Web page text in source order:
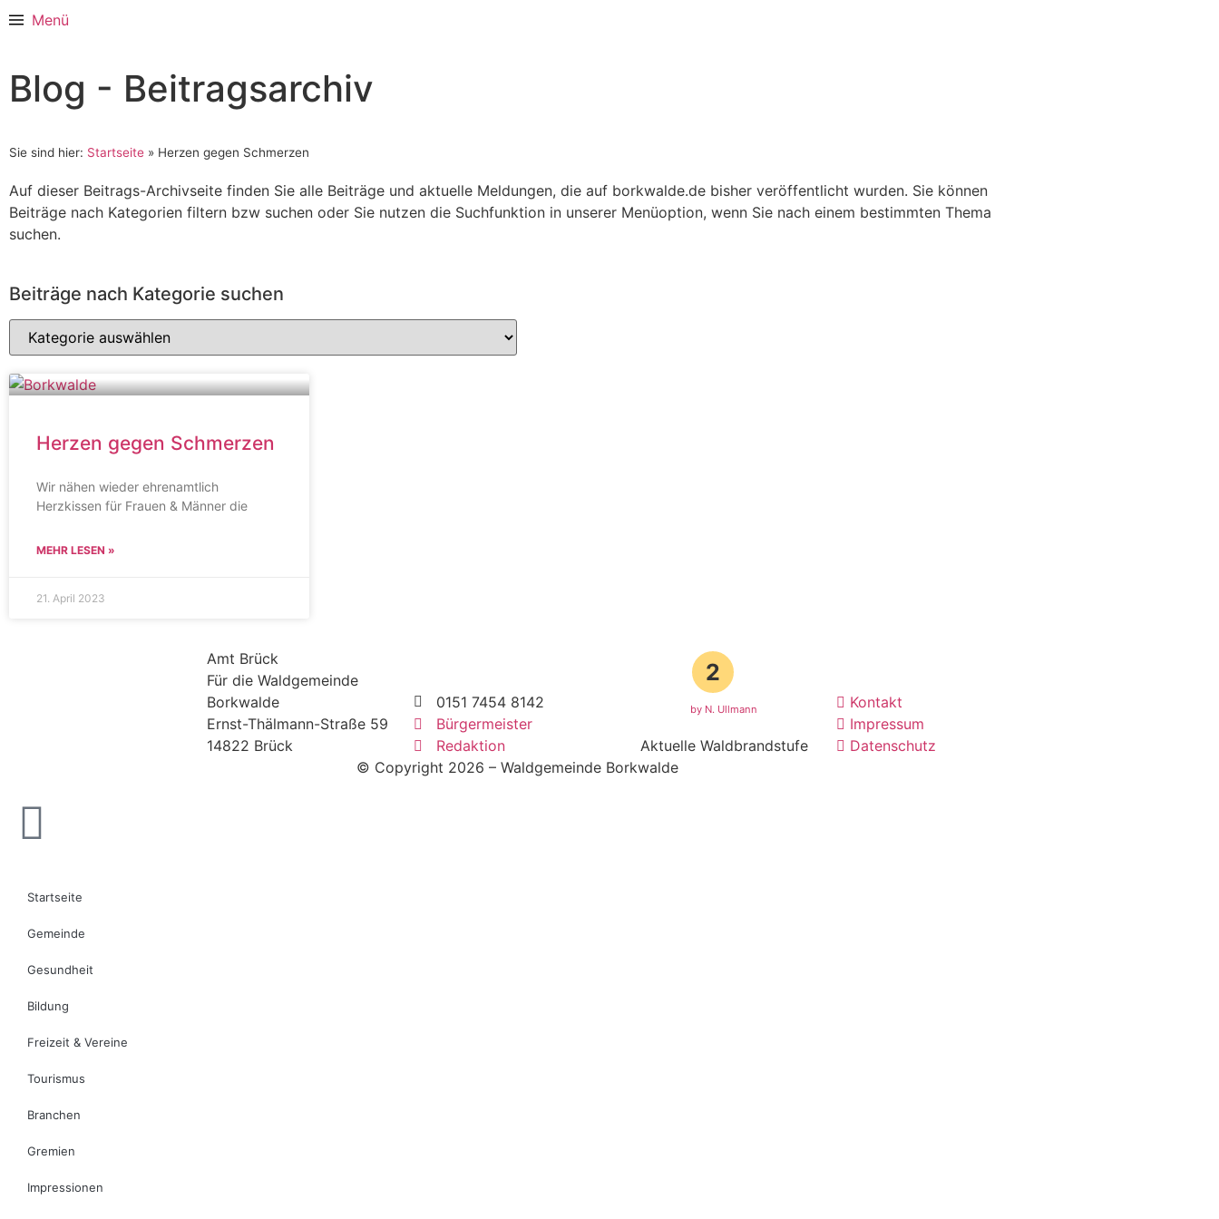
Menü
Blog - Beitragsarchiv
Sie sind hier: Startseite » Herzen gegen Schmerzen
Auf dieser Beitrags-Archivseite finden Sie alle Beiträge und aktuelle Meldungen, die auf borkwalde.de bisher veröffentlicht wurden. Sie können
Beiträge nach Kategorien filtern bzw suchen oder Sie nutzen die Suchfunktion in unserer Menüoption, wenn Sie nach einem bestimmten Thema
suchen.
Beiträge nach Kategorie suchen
Herzen gegen Schmerzen
Wir nähen wieder ehrenamtlich
Herzkissen für Frauen & Männer die
MEHR LESEN »
21. April 2023
Amt Brück
Für die Waldgemeinde
Borkwalde
Ernst-Thälmann-Straße 59
14822 Brück
0151 7454 8142
Bürgermeister
Redaktion
2
by N. Ullmann
Aktuelle Waldbrandstufe
Kontakt
Impressum
Datenschutz
© Copyright 2026 – Waldgemeinde Borkwalde
Startseite
Gemeinde
Gesundheit
Bildung
Freizeit & Vereine
Tourismus
Branchen
Gremien
Impressionen